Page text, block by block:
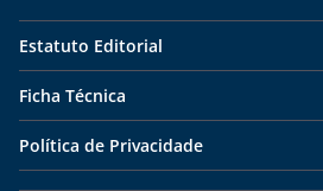
Estatuto Editorial
Ficha Técnica
Política de Privacidade